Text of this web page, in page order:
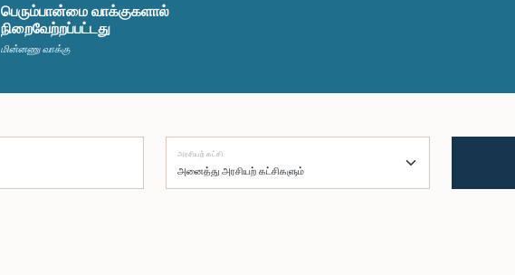
பெரும்பான்மை வாக்குகளால்
நிறைவேற்றப்பட்டது
மின்னணு வாக்கு
அரசியற் கட்சி